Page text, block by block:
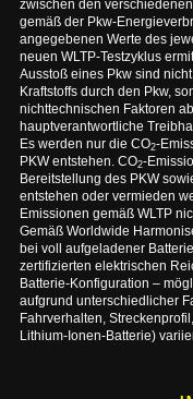
zwischen den
gemäß der Pkw-
angegebenen Werte des
neuen WLTP-Testzyklus
Ausstoß eines Pkw sind
Kraftstoffs durch den Pkw,
nichttechnischen Faktoren
hauptverantwortliche
Es werden nur die CO2-
PKW entstehen. CO2-
Bereitstellung des PKW
entstehen oder vermieden
Emissionen gemäß WLTP
Gemäß Worldwide
bei voll aufgeladener
zertifizierten elektrischen
Batterie-Konfiguration –
aufgrund unterschiedlicher
Fahrverhalten,
Lithium-Ionen-Batterie)